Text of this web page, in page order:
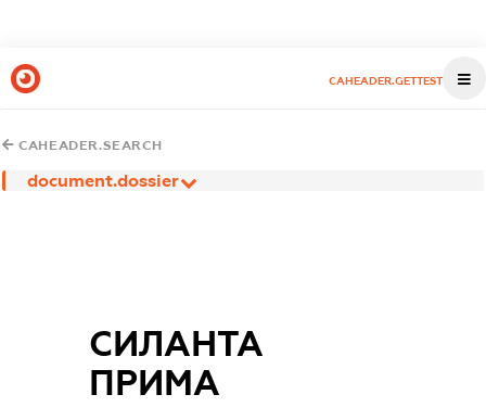
CAHEADER.GETTEST
CAHEADER.SEARCH
document.dossier
СИЛАНТА
ПРИМА